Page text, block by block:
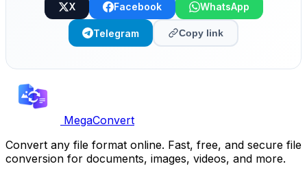
X Facebook WhatsApp
Telegram Copy link
MegaConvert
Convert any file format online. Fast, free, and secure file
conversion for documents, images, videos, and more.